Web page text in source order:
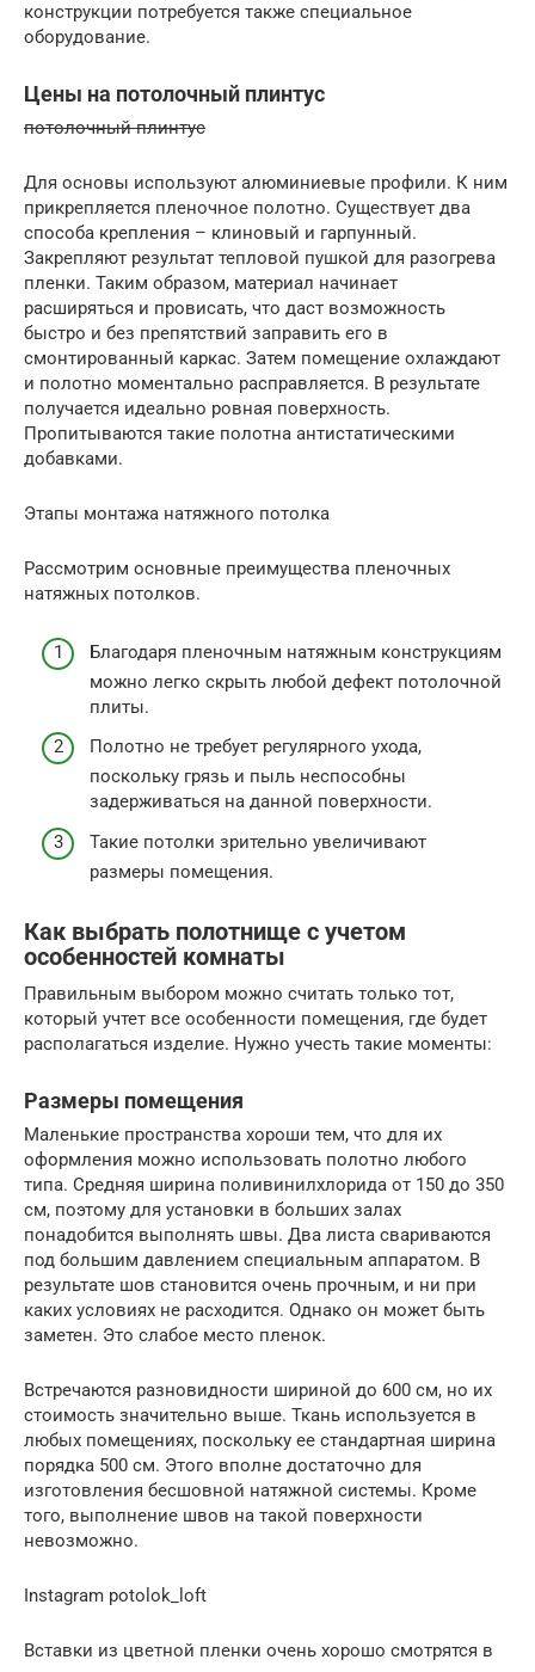
конструкции потребуется также специальное
оборудование.
Цены на потолочный плинтус
потолочный плинтус
Для основы используют алюминиевые профили. К ним
прикрепляется пленочное полотно. Существует два
способа крепления – клиновый и гарпунный.
Закрепляют результат тепловой пушкой для разогрева
пленки. Таким образом, материал начинает
расширяться и провисать, что даст возможность
быстро и без препятствий заправить его в
смонтированный каркас. Затем помещение охлаждают
и полотно моментально расправляется. В результате
получается идеально ровная поверхность.
Пропитываются такие полотна антистатическими
добавками.
Этапы монтажа натяжного потолка
Рассмотрим основные преимущества пленочных
натяжных потолков.
Благодаря пленочным натяжным конструкциям
можно легко скрыть любой дефект потолочной
плиты.
Полотно не требует регулярного ухода,
поскольку грязь и пыль неспособны
задерживаться на данной поверхности.
Такие потолки зрительно увеличивают
размеры помещения.
Как выбрать полотнище с учетом
особенностей комнаты
Правильным выбором можно считать только тот,
который учтет все особенности помещения, где будет
располагаться изделие. Нужно учесть такие моменты:
Размеры помещения
Маленькие пространства хороши тем, что для их
оформления можно использовать полотно любого
типа. Средняя ширина поливинилхлорида от 150 до 350
см, поэтому для установки в больших залах
понадобится выполнять швы. Два листа свариваются
под большим давлением специальным аппаратом. В
результате шов становится очень прочным, и ни при
каких условиях не расходится. Однако он может быть
заметен. Это слабое место пленок.
Встречаются разновидности шириной до 600 см, но их
стоимость значительно выше. Ткань используется в
любых помещениях, поскольку ее стандартная ширина
порядка 500 см. Этого вполне достаточно для
изготовления бесшовной натяжной системы. Кроме
того, выполнение швов на такой поверхности
невозможно.
Instagram potolok_loft
Вставки из цветной пленки очень хорошо смотрятся в